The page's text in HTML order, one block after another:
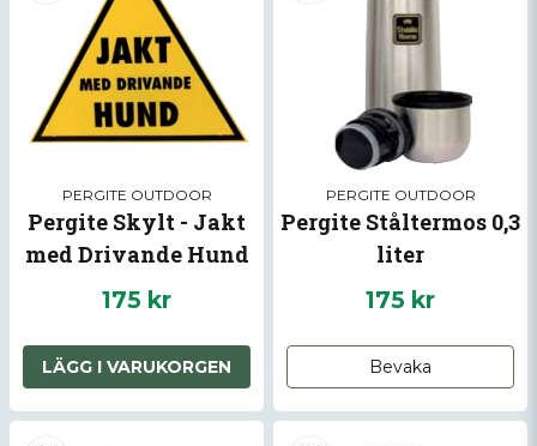
PERGITE OUTDOOR
Pergite Skylt - Jakt
med Drivande Hund
175 kr
LÄGG I VARUKORGEN
PERGITE OUTDOOR
Pergite Ståltermos 0,3
liter
175 kr
Bevaka